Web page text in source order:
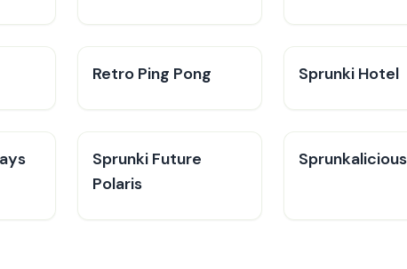
Retro Ping Pong Sprunki Hotel
Sprunki Future
Polaris